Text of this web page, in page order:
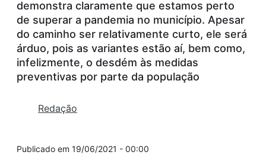
demonstra claramente que estamos perto
de superar a pandemia no município. Apesar
do caminho ser relativamente curto, ele será
árduo, pois as variantes estão aí, bem como,
infelizmente, o desdém às medidas
preventivas por parte da população
Redação
19/06/2021 - 00:00